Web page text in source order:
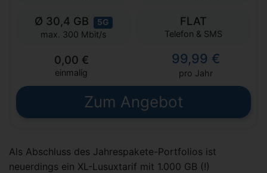
Ø 30,4 GB 5G
max. 300 Mbit/s
FLAT
Telefon & SMS
0,00 €
einmalig
99,99 €
pro Jahr
Zum Angebot
Als Abschluss des Jahrespakete-Portfolios ist
neuerdings ein XL-Lusuxtarif mit 1.000 GB (!)